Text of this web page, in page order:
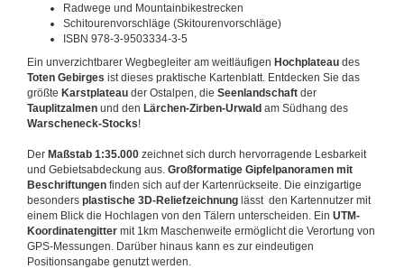
Radwege und Mountainbikestrecken
Schitourenvorschläge (Skitourenvorschläge)
ISBN 978-3-9503334-3-5
Ein unverzichtbarer Wegbegleiter am weitläufigen Hochplateau des
Toten Gebirges ist dieses praktische Kartenblatt. Entdecken Sie das
größte Karstplateau der Ostalpen, die Seenlandschaft der
Tauplitzalmen und den Lärchen-Zirben-Urwald am Südhang des
Warscheneck-Stocks!
Der Maßstab 1:35.000 zeichnet sich durch hervorragende Lesbarkeit
und Gebietsabdeckung aus. Großformatige Gipfelpanoramen mit
Beschriftungen finden sich auf der Kartenrückseite. Die einzigartige
besonders plastische 3D-Reliefzeichnung lässt den Kartennutzer mit
einem Blick die Hochlagen von den Tälern unterscheiden. Ein UTM-
Koordinatengitter mit 1km Maschenweite ermöglicht die Verortung von
GPS-Messungen. Darüber hinaus kann es zur eindeutigen
Positionsangabe genutzt werden.